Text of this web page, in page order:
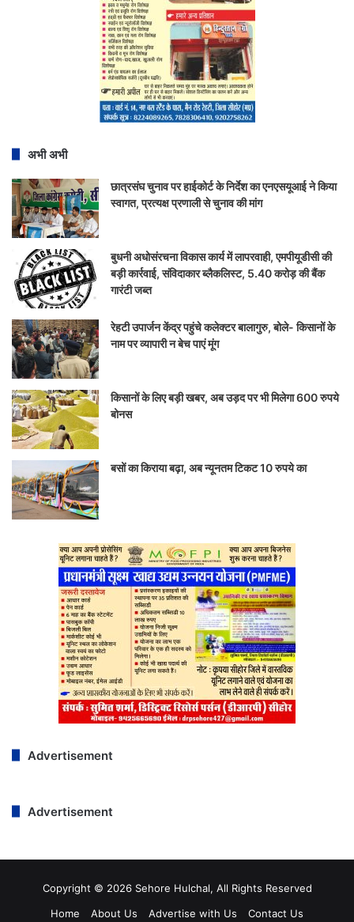
अभी अभी
छात्रसंघ चुनाव पर हाईकोर्ट के निर्देश का एनएसयूआई ने किया
स्वागत, प्रत्यक्ष प्रणाली से चुनाव की मांग
बुधनी अधोसंरचना विकास कार्य में लापरवाही, एमपीयूडीसी की
बड़ी कार्रवाई, संविदाकार ब्लैकलिस्ट, 5.40 करोड़ की बैंक
गारंटी जब्त
रेहटी उपार्जन केंद्र पहुंचे कलेक्टर बालागुरु, बोले- किसानों के
नाम पर व्यापारी न बेच पाएं मूंग
किसानों के लिए बड़ी खबर, अब उड़द पर भी मिलेगा 600 रुपये
बोनस
बसों का किराया बढ़ा, अब न्यूनतम टिकट 10 रुपये का
Advertisement
Advertisement
Copyright © 2026 Sehore Hulchal, All Rights Reserved
Home
About Us Advertise with Us Contact Us